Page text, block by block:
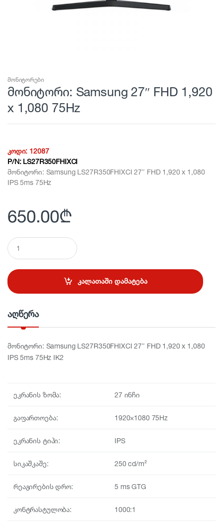
მონიტორები
მონიტორი: Samsung 27″ FHD 1,920
x 1,080 75Hz
კოდი: 12087
P/N: LS27R350FHIXCI
მონიტორი: Samsung LS27R350FHIXCI 27″ FHD 1,920 x 1,080
IPS 5ms 75Hz
650.00₾
Q
u
t
i
კალათაში დამატება
აღწერა
მონიტორი: Samsung LS27R350FHIXCI 27″ FHD 1,920 x 1,080
IPS 5ms 75Hz IK2
ეკრანის ზომა: 27 ინჩი
გაფართოება: 1920×1080 75Hz
ეკრანის ტიპი: IPS
სიკაშკაშე: 250 cd/m²
რეაგირების დრო: 5 ms GTG
კონტრასტულობა: 1000:1